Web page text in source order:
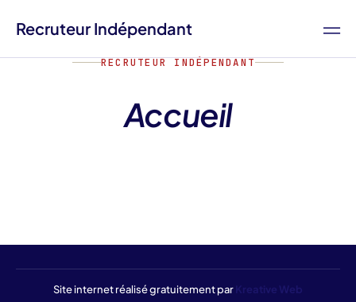
Recruteur Indépendant
RECRUTEUR INDÉPENDANT
Accueil
Site internet réalisé gratuitement parKreative Web